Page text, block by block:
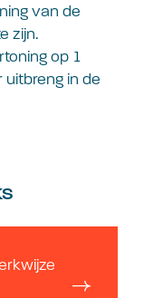
van de
zijn.
op 1
in de